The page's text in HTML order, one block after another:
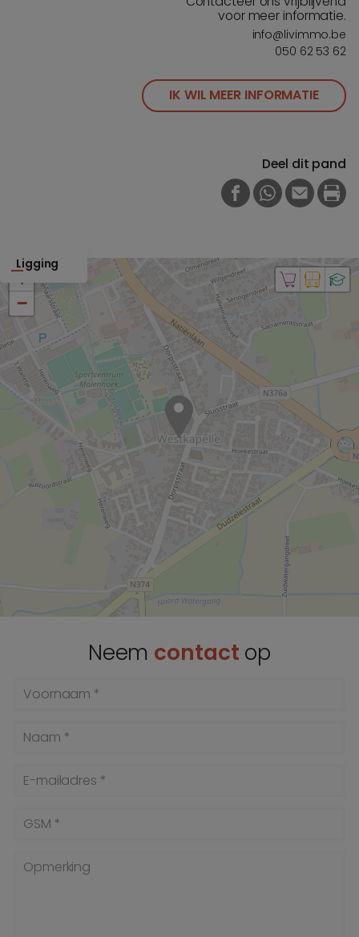
voor meer informatie.
info@livimmo.be
050 62 53 62
IK WIL MEER INFORMATIE
Deel dit pand
FACEBOOK
WHATSAPP
E-MAIL
Ligging
+
−
Neem contact op
Voornaam *
Naam *
E-mailadres *
GSM *
Opmerking